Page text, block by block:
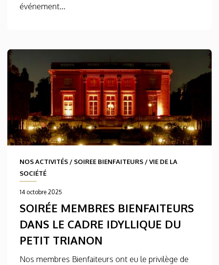
événement...
NOS ACTIVITÉS / SOIREE BIENFAITEURS /VIE DE LA
SOCIÉTÉ
14 octobre 2025
SOIRÉE MEMBRES BIENFAITEURS
DANS LE CADRE IDYLLIQUE DU
PETIT TRIANON
Nos membres Bienfaiteurs ont eu le privilège de